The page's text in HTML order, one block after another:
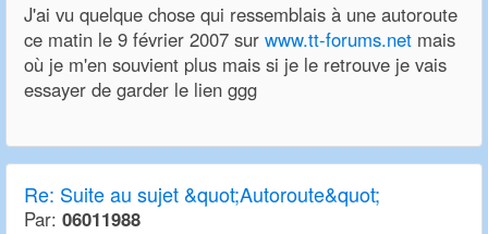
J'ai vu quelque chose qui ressemblais à une autoroute
ce matin le 9 février 2007 sur www.tt-forums.net mais
où je m'en souvient plus mais si je le retrouve je vais
essayer de garder le lien ggg
Re: Suite au sujet &quot;Autoroute&quot;
Par: 06011988